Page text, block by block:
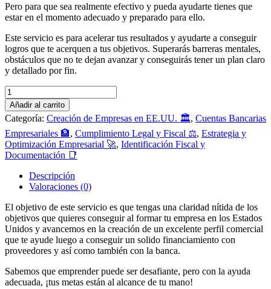
Pero para que sea realmente efectivo y pueda ayudarte tienes que
estar en el momento adecuado y preparado para ello.
Este servicio es para acelerar tus resultados y ayudarte a conseguir
logros que te acerquen a tus objetivos. Superarás barreras mentales,
obstáculos que no te dejan avanzar y conseguirás tener un plan claro
y detallado por fin.
Añadir al carrito
Categoría: Creación de Empresas en EE.UU. 🏛️, Cuentas Bancarias
Empresariales 🏦, Cumplimiento Legal y Fiscal ⚖️, Estrategia y
Optimización Empresarial 🚀, Identificación Fiscal y
Documentación 📑
Descripción
Valoraciones (0)
El objetivo de este servicio es que tengas una claridad nítida de los
objetivos que quieres conseguir al formar tu empresa en los Estados
Unidos y avancemos en la creación de un excelente perfil comercial
que te ayude luego a conseguir un solido financiamiento con
proveedores y así como también con la banca.
Sabemos que emprender puede ser desafiante, pero con la ayuda
adecuada, ¡tus metas están al alcance de tu mano!